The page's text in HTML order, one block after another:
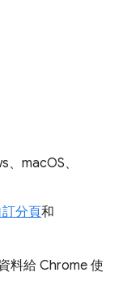
macOS、
訂分頁和
料給 Chrome 使